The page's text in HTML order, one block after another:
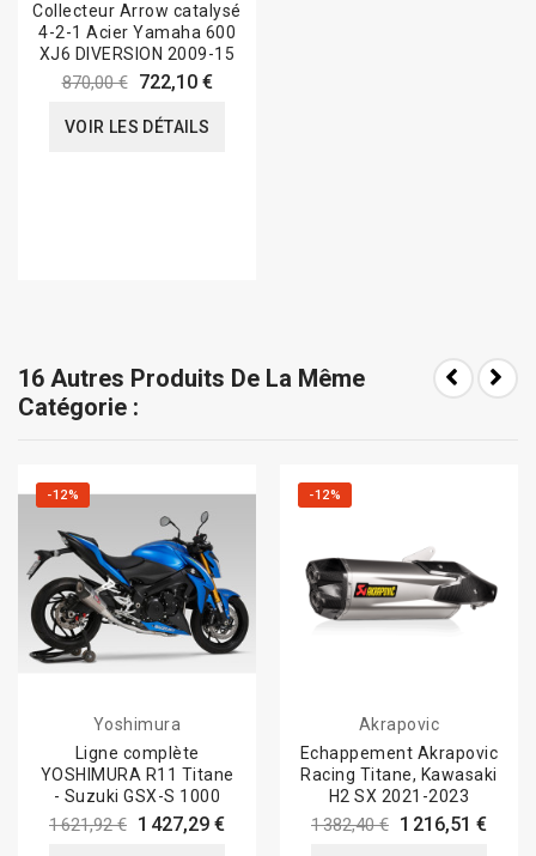
Collecteur Arrow catalysé
4-2-1 Acier Yamaha 600
XJ6 DIVERSION 2009-15
870,00 € 722,10 €
VOIR LES DÉTAILS
16 Autres Produits De La Même
Catégorie :
-12%
Yoshimura
Ligne complète
YOSHIMURA R11 Titane
- Suzuki GSX-S 1000
1 621,92 € 1 427,29 €
-12%
Akrapovic
Echappement Akrapovic
Racing Titane, Kawasaki
H2 SX 2021-2023
1 382,40 € 1 216,51 €